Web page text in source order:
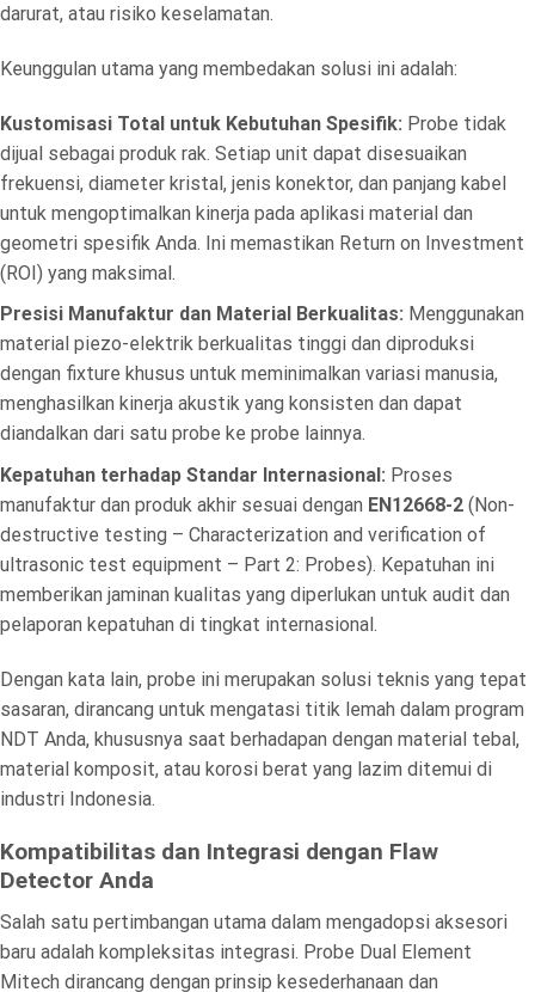
darurat, atau risiko keselamatan.
Keunggulan utama yang membedakan solusi ini adalah:
Kustomisasi Total untuk Kebutuhan Spesifik: Probe tidak
dijual sebagai produk rak. Setiap unit dapat disesuaikan
frekuensi, diameter kristal, jenis konektor, dan panjang kabel
untuk mengoptimalkan kinerja pada aplikasi material dan
geometri spesifik Anda. Ini memastikan Return on Investment
(ROI) yang maksimal.
Presisi Manufaktur dan Material Berkualitas: Menggunakan
material piezo-elektrik berkualitas tinggi dan diproduksi
dengan fixture khusus untuk meminimalkan variasi manusia,
menghasilkan kinerja akustik yang konsisten dan dapat
diandalkan dari satu probe ke probe lainnya.
Kepatuhan terhadap Standar Internasional: Proses
manufaktur dan produk akhir sesuai dengan EN12668-2 (Non-
destructive testing – Characterization and verification of
ultrasonic test equipment – Part 2: Probes). Kepatuhan ini
memberikan jaminan kualitas yang diperlukan untuk audit dan
pelaporan kepatuhan di tingkat internasional.
Dengan kata lain, probe ini merupakan solusi teknis yang tepat
sasaran, dirancang untuk mengatasi titik lemah dalam program
NDT Anda, khususnya saat berhadapan dengan material tebal,
material komposit, atau korosi berat yang lazim ditemui di
industri Indonesia.
Kompatibilitas dan Integrasi dengan Flaw
Detector Anda
Salah satu pertimbangan utama dalam mengadopsi aksesori
baru adalah kompleksitas integrasi. Probe Dual Element
Mitech dirancang dengan prinsip kesederhanaan dan